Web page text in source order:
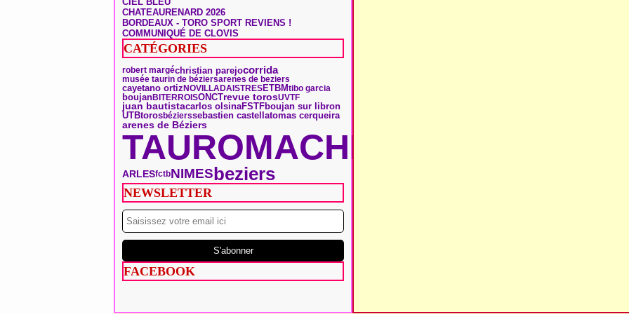
CHATEAURENARD 2026
BORDEAUX - TORO SPORT REVIENS !
COMMUNIQUÉ DE CLOVIS
CATÉGORIES
robert margéchristian parejocorrida
musée taurin de béziersarenes de beziers
cayetano ortizNOVILLADAISTRESETBMtibo garcia
boujanBITERROISONCTrevue torosUVTF
juan bautistacarlos olsinaFSTFboujan sur libron
UTBtorosbézierssebastien castellatomas cerqueira
arenes de Béziers
TAUROMACHIE
ARLESfctbNIMESbeziers
NEWSLETTER
FACEBOOK